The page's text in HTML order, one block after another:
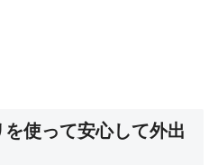
使って安心して外出